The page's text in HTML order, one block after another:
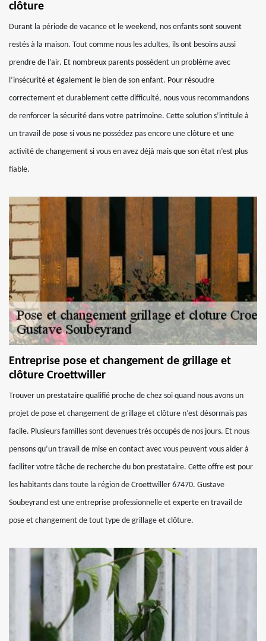
clôture
Durant la période de vacance et le weekend, nos enfants sont souvent
restés à la maison. Tout comme nous les adultes, ils ont besoins aussi
prendre de l’air. Et nombreux parents possèdent un problème avec
l’insécurité et également le bien de son enfant. Pour résoudre
correctement et durablement cette difficulté, nous vous recommandons
de renforcer la sécurité dans votre patrimoine. Cette solution s’intitule à
un travail de pose si vous ne possédez pas encore une clôture et une
activité de changement si vous en avez déjà mais que son état n’est plus
fiable.
Entreprise pose et changement de grillage et
clôture Croettwiller
Trouver un prestataire qualifié proche de chez soi quand nous avons un
projet de pose et changement de grillage et clôture n’est désormais pas
facile. Plusieurs familles sont devenues très occupés de nos jours. Et nous
pensons qu’un travail de mise en contact avec vous peuvent vous aider à
faciliter votre tâche de recherche du bon prestataire. Cette offre est pour
les habitants dans toute la région de Croettwiller 67470. Gustave
Soubeyrand est une entreprise professionnelle et experte en travail de
pose et changement de tout type de grillage et clôture.